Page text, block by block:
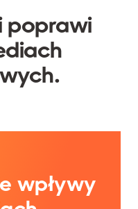
poprawi
wpływy